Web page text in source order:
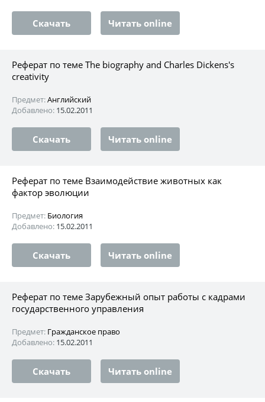
Скачать Читать online
Реферат по теме The biography and Charles Dickens's
creativity
Предмет:Английский
Добавлено: 15.02.2011
Скачать Читать online
Реферат по теме Взаимодействие животных как
фактор эволюции
Предмет: Биология
Добавлено: 15.02.2011
Скачать Читать online
Реферат по теме Зарубежный опыт работы с кадрами
государственного управления
Предмет: Гражданское право
Добавлено: 15.02.2011
Скачать Читать online